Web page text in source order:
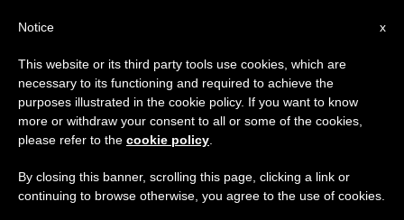
ETIQUETA
Posts Tagged ‘muerte
Del Hermano De
×
Aviso importante
Del 27 de julio al 7 de agosto haremos la pausa
anual, aprovechando que en el periodo de verano
se generan menos informaciones y también el
x
Notice
This website or its third party tools use cookies, which are
necessary to its functioning and required to achieve the
purposes illustrated in the cookie policy. If you want to know
more or withdraw your consent to all or some of the cookies,
please refer to the cookie policy
By closing this banner, scrolling this page, clicking a link or
continuing to browse otherwise, you agree to the use of cookies.